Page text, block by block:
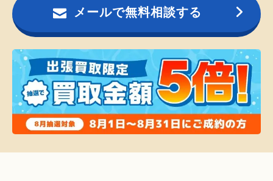
メールで無料相談する